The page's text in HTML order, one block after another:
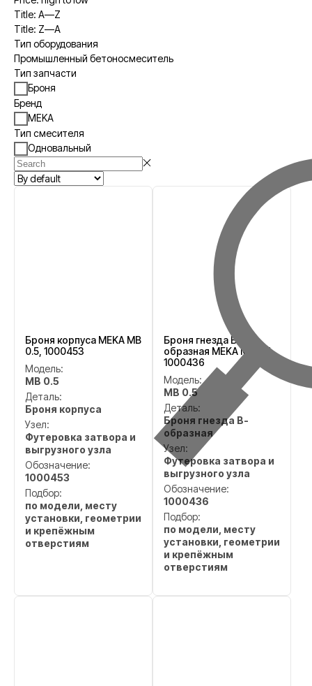
Title: A—Z
Title: Z—A
Тип оборудования
Промышленный бетоносмеситель
Тип запчасти
Броня
Бренд
MEKA
Тип смесителя
Одновальный
Броня корпуса MEKA MB
0.5, 1000453
Модель:
MB 0.5
Деталь:
Броня корпуса
Узел:
Футеровка затвора и
выгрузного узла
Обозначение:
1000453
Подбор:
по модели, месту
установки, геометрии
и крепёжным
отверстиям
Броня гнезда В-
образная MEKA MB 0.5,
1000436
Модель:
MB 0.5
Деталь:
Броня гнезда В-
образная
Узел:
Футеровка затвора и
выгрузного узла
Обозначение:
1000436
Подбор:
по модели, месту
установки, геометрии
и крепёжным
отверстиям